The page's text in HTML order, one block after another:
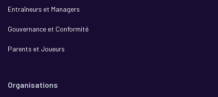
Entraîneurs et Managers
Gouvernance et Conformité
Parents et Joueurs
Organisations